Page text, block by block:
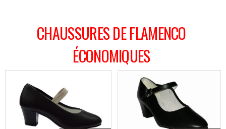
CHAUSSURES DE FLAMENCO
ÉCONOMIQUES